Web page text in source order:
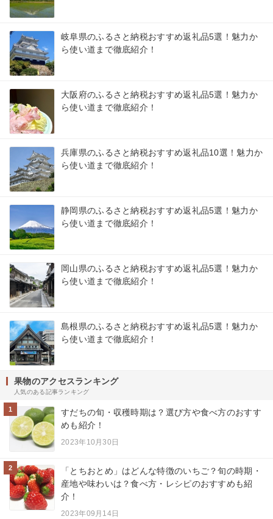
岐阜県のふるさと納税おすすめ返礼品5選！魅力か
ら使い道まで徹底紹介！
大阪府のふるさと納税おすすめ返礼品5選！魅力か
ら使い道まで徹底紹介！
兵庫県のふるさと納税おすすめ返礼品10選！魅力か
ら使い道まで徹底紹介！
静岡県のふるさと納税おすすめ返礼品5選！魅力か
ら使い道まで徹底紹介！
岡山県のふるさと納税おすすめ返礼品5選！魅力か
ら使い道まで徹底紹介！
島根県のふるさと納税おすすめ返礼品5選！魅力か
ら使い道まで徹底紹介！
果物のアクセスランキング
人気のある記事ランキング
1
すだちの旬・収穫時期は？選び方や食べ方のおすす
めも紹介！
2023年10月30日
2
「とちおとめ」はどんな特徴のいちご？旬の時期・
産地や味わいは？食べ方・レシピのおすすめも紹
介！
2023年09月14日